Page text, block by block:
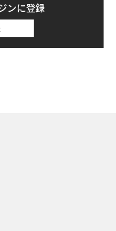
ンに登録